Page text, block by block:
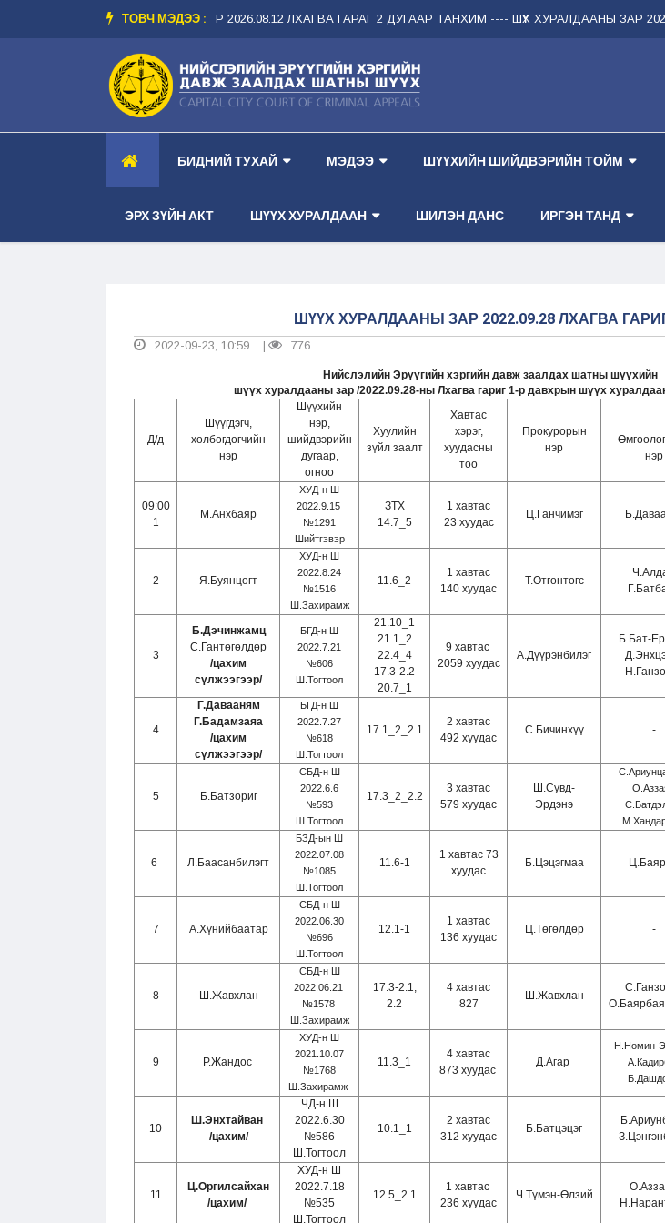
ТОВЧ МЭДЭЭ :
-- ШҮҮХ ХУРАЛДААНЫ ЗАР 2026.08.12 ЛХАГВА ГАРАГ 2 ДУГААР ТАНХИМ ---- ШҮҮХ ХУРАЛДААНЫ ЗАР
БИДНИЙ ТУХАЙ МЭДЭЭ ШҮҮХИЙН ШИЙДВЭРИЙН ТОЙМ
ЭРХ ЗҮЙН АКТ ШҮҮХ ХУРАЛДААН ШИЛЭН ДАНС ИРГЭН ТАНД
ШҮҮХ ХУРАЛДААНЫ ЗАР 2022.09.28 ЛХАГВА
2022-09-23, 10:59 776
Нийслэлийн Эрүүгийн хэргийн давж заалдах шатны шүүхийн
шүүх хуралдааны зар /2022.09.28-ны Лхагва гариг 1-р давхрын шүүх
Д/д
Шүүгдэгч,
холбогдогчийн
нэр
Шүүхийн
нэр,
шийдвэрийн
дугаар,
огноо
Хуулийн
зүйл заалт
Хавтас
хэрэг,
хуудасны
тоо
Прокурорын
нэр
нэр
09:00
1
М.Анхбаяр
ХУД-н Ш
2022.9.15
№1291
Шийтгэвэр
ЗТХ
14.7_5
1 хавтас
23 хуудас
Ц.Ганчимэг
2 Я.Буянцогт
ХУД-н Ш
2022.8.24
№1516
Ш.Захирамж
11.6_2
1 хавтас
140 хуудас
Т.Отгонтөгс
3
Б.Дэчинжамц
С.Гантөгөлдөр
/цахим
сүлжээгээр/
БГД-н Ш
2022.7.21
№606
Ш.Тогтоол
21.10_1
21.1_2
22.4_4
17.3-2.2
20.7_1
9 хавтас
2059 хуудас
А.Дүүрэнбилэг
Б.Бат-
4
Г.Давааням
Г.Бадамзаяа
/цахим
сүлжээгээр/
БГД-н Ш
2022.7.27
№618
Ш.Тогтоол
17.1_2_2.1
2 хавтас
492 хуудас
С.Бичинхүү -
5 Б.Батзориг
СБД-н Ш
2022.6.6
№593
Ш.Тогтоол
17.3_2_2.2
3 хавтас
579 хуудас
Ш.Сувд-
Эрдэнэ
6 Л.Баасанбилэгт
БЗД-ын Ш
2022.07.08
№1085
Ш.Тогтоол
11.6-1
1 хавтас 73
хуудас
Б.Цэцэгмаа
7 А.Хүнийбаатар
СБД-н Ш
2022.06.30
№696
Ш.Тогтоол
12.1-1
1 хавтас
136 хуудас
Ц.Төгөлдөр -
8 Ш.Жавхлан
СБД-н Ш
2022.06.21
№1578
Ш.Захирамж
17.3-2.1,
2.2
4 хавтас
827
Ш.Жавхлан
9 Р.Жандос
ХУД-н Ш
2021.10.07
№1768
Ш.Захирамж
11.3_1
4 хавтас
873 хуудас
Д.Агар
Н.Номин-
10
Ш.Энхтайван
/цахим/
ЧД-н Ш
2022.6.30
№586
Ш.Тогтоол
10.1_1
2 хавтас
312 хуудас
Б.Батцэцэг
11
Ц.Оргилсайхан
/цахим/
ХУД-н Ш
2022.7.18
№535
Ш.Тогтоол
12.5_2.1
1 хавтас
236 хуудас
Ч.Түмэн-Өлзий